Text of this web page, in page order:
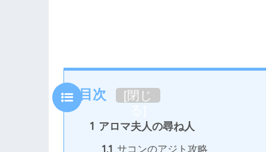
目次 [閉じ
1 アロマ夫人の尋ね人
1.1 サコンのアジト攻略